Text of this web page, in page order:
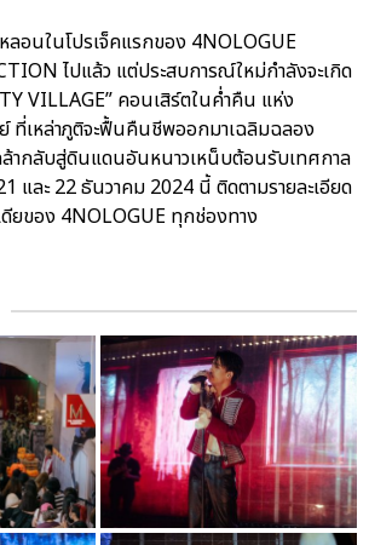
ลอนในโปรเจ็คแรกของ 4NOLOGUE
ไปแล้ว แต่ประสบการณ์ใหม่กำลังจะเกิด
VILLAGE” คอนเสิร์ตในค่ำคืน แห่ง
ที่เหล่าภูติจะฟื้นคืนชีพออกมาเฉลิมฉลอง
ากลับสู่ดินแดนอันหนาวเหน็บต้อนรับเทศกาล
และ 22 ธันวาคม 2024 นี้ ติดตามรายละเอียด
ดียของ 4NOLOGUE ทุกช่องทาง